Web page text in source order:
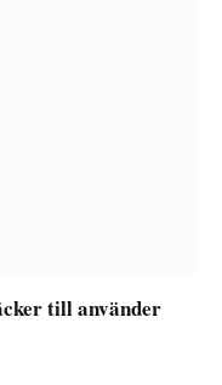
till använder